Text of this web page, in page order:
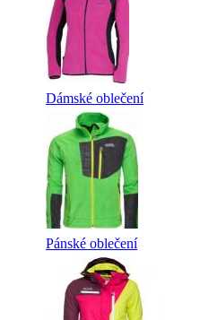
Dámské oblečení
Pánské oblečení